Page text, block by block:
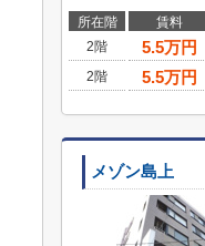
所在階 賃料
2階
5.5万円
2階
5.5万円
メゾン島上